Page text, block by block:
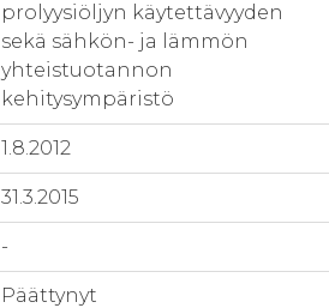
prolyysiöljyn käytettävyyden
sekä sähkön- ja lämmön
yhteistuotannon
kehitysympäristö
1.8.2012
31.3.2015
-
Päättynyt